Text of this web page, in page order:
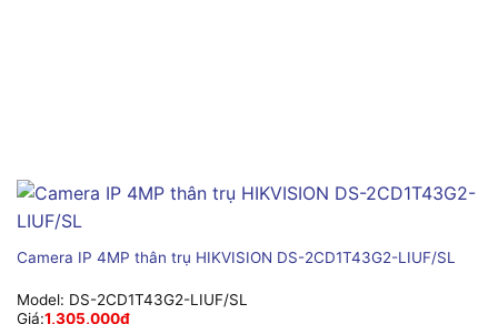
Camera IP 4MP thân trụ HIKVISION DS-2CD1T43G2-LIUF/SL
Model: DS-2CD1T43G2-LIUF/SL
Giá:1,305,000₫